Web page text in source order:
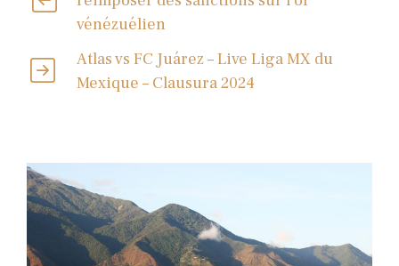
vénézuélien
Atlas vs FC Juárez – Live Liga MX du
Mexique – Clausura 2024